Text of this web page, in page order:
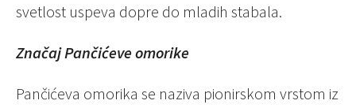
svetlost uspeva dopre do mladih stabala.
Značaj Pančićeve omorike
Pančićeva omorika se naziva pionirskom vrstom iz